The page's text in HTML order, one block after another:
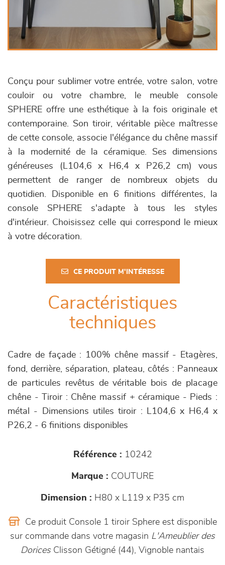
Conçu pour sublimer votre entrée, votre salon, votre
couloir ou votre chambre, le meuble console
SPHERE offre une esthétique à la fois originale et
contemporaine. Son tiroir, véritable pièce maîtresse
de cette console, associe l'élégance du chêne massif
à la modernité de la céramique. Ses dimensions
généreuses (L104,6 x H6,4 x P26,2 cm) vous
permettent de ranger de nombreux objets du
quotidien. Disponible en 6 finitions différentes, la
console SPHERE s'adapte à tous les styles
d'intérieur. Choisissez celle qui correspond le mieux
à votre décoration.
CE PRODUIT M'INTÉRESSE
Caractéristiques
techniques
Cadre de façade : 100% chêne massif - Etagères,
fond, derrière, séparation, plateau, côtés : Panneaux
de particules revêtus de véritable bois de placage
chêne - Tiroir : Chêne massif + céramique - Pieds :
métal - Dimensions utiles tiroir : L104,6 x H6,4 x
P26,2 - 6 finitions disponibles
Référence : 10242
Marque : COUTURE
Dimension : H80 x L119 x P35 cm
Ce produit Console 1 tiroir Sphere est disponible
sur commande dans votre magasin L'Ameublier des
DoricesClisson Gétigné (44), Vignoble nantais